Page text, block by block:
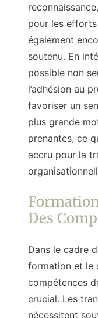
pour les
également
soutenu. En
possible non
l’adhésion au
favoriser un
plus grande
prenantes, ce
accru pour la
Des
Dans le cadre
formation et le
compétences
crucial. Les
nécessitent